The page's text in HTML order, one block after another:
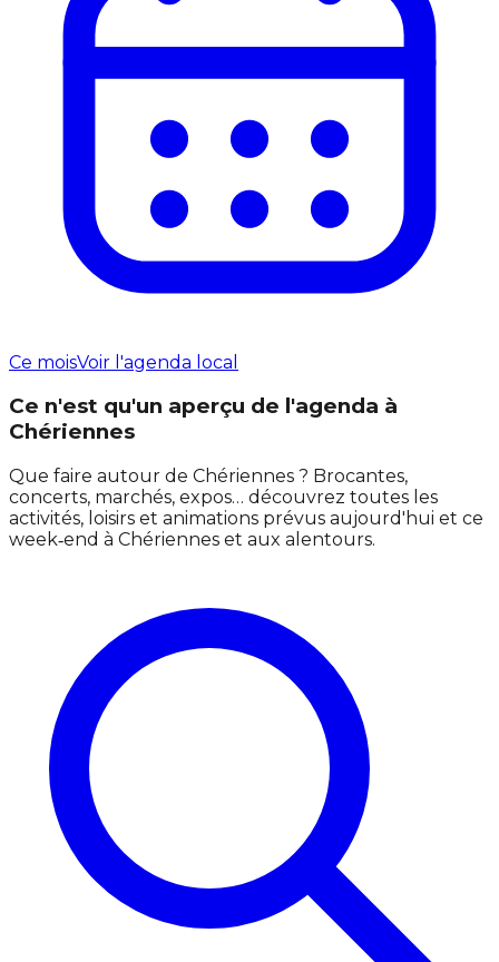
Ce moisVoir l'agenda local
Ce n'est qu'un aperçu de l'agenda à
Chériennes
Que faire autour de Chériennes ? Brocantes,
concerts, marchés, expos… découvrez toutes les
activités, loisirs et animations prévus aujourd'hui et ce
week‑end à Chériennes et aux alentours.